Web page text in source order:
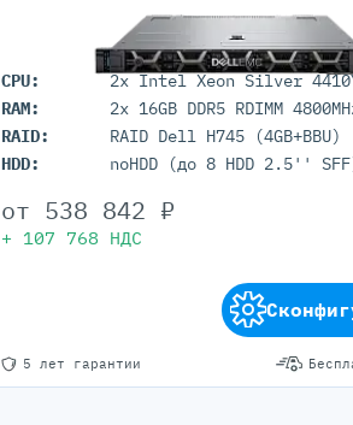
CPU:
RAM:
2x 16GB DDR5 RDIMM
RAID:
RAID Dell H745 (4GB+BBU)
HDD:
noHDD (до 8 HDD 2.5''
5 лет гарантии
от 538 842 ₽
+ 107 768 НДС